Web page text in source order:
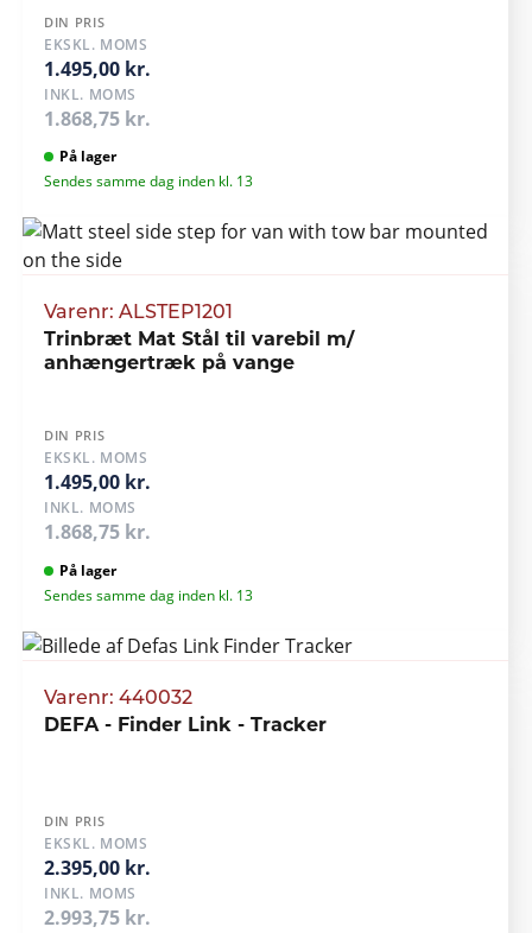
DIN PRIS
EKSKL. MOMS
1.495,00 kr.
INKL. MOMS
1.868,75 kr.
På lager
Sendes samme dag inden kl. 13
Varenr: ALSTEP1201
Trinbræt Mat Stål til varebil m/
anhængertræk på vange
DIN PRIS
EKSKL. MOMS
1.495,00 kr.
INKL. MOMS
1.868,75 kr.
På lager
Sendes samme dag inden kl. 13
Varenr: 440032
DEFA - Finder Link - Tracker
DIN PRIS
EKSKL. MOMS
2.395,00 kr.
INKL. MOMS
2.993,75 kr.